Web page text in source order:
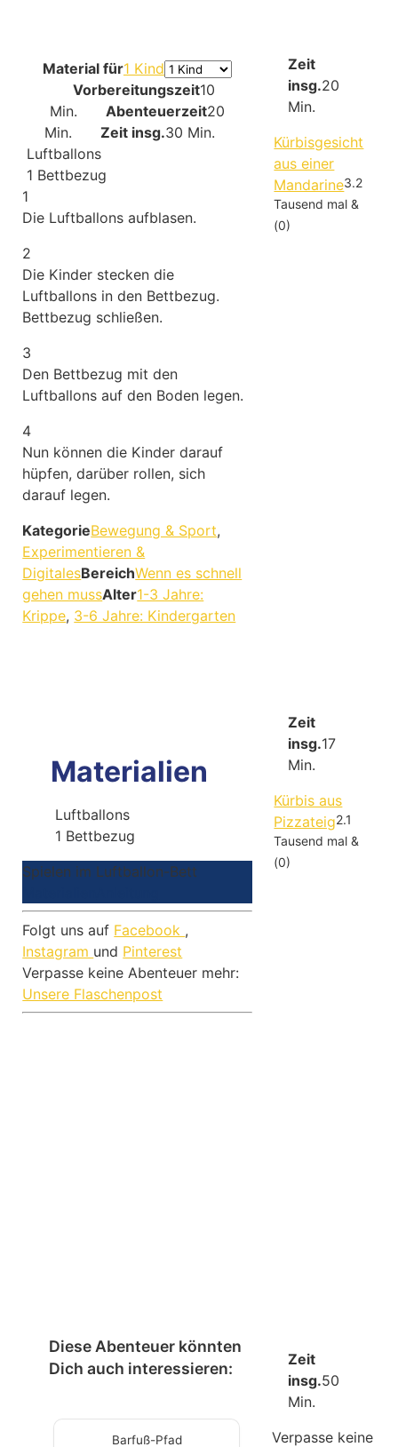
Material für1 Kind
Vorbereitungszeit10
Min.
Abenteuerzeit20
Min.
Zeit insg.30 Min.
Luftballons
1 Bettbezug
1
Die Luftballons aufblasen.
2
Die Kinder stecken die
Luftballons in den Bettbezug.
Bettbezug schließen.
3
Den Bettbezug mit den
Luftballons auf den Boden legen.
4
Nun können die Kinder darauf
hüpfen, darüber rollen, sich
darauf legen.
KategorieBewegung & Sport,
Experimentieren &
DigitalesBereichWenn es schnell
gehen mussAlter1-3 Jahre:
Krippe, 3-6 Jahre: Kindergarten
Materialien
Luftballons
1 Bettbezug
Spielen im Luftballon-Bett
Folgt uns auf Facebook ,
Instagram und Pinterest
Verpasse keine Abenteuer mehr:
Unsere Flaschenpost
Diese Abenteuer könnten
Dich auch interessieren:
Barfuß-Pfad
Zeit
insg.20
Min.
Kürbisgesicht
aus einer
Mandarine3.2
Tausend mal &
(0)
Zeit
insg.17
Min.
Kürbis aus
Pizzateig2.1
Tausend mal &
(0)
Zeit
insg.50
Min.
Verpasse keine